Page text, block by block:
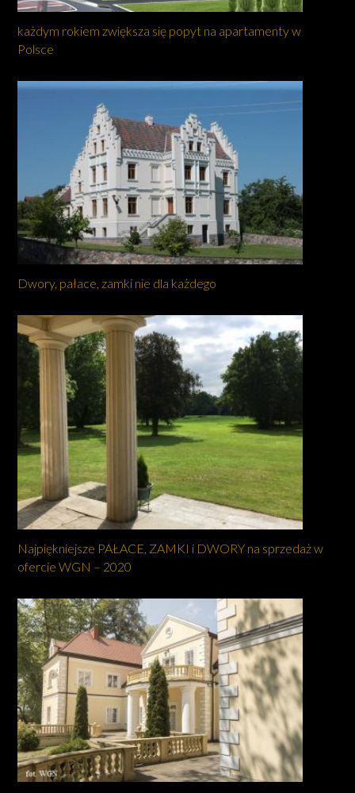
każdym rokiem zwiększa się popyt na apartamenty w
Polsce
Dwory, pałace, zamki nie dla każdego
Najpiękniejsze PAŁACE, ZAMKI i DWORY na sprzedaż w
ofercie WGN – 2020